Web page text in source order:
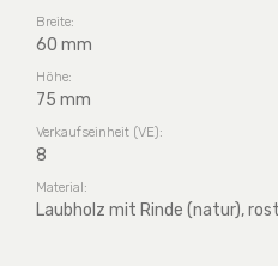
Breite:
60 mm
Höhe:
75 mm
Verkaufseinheit (VE):
8
Material:
Laubholz mit Rinde (natur),